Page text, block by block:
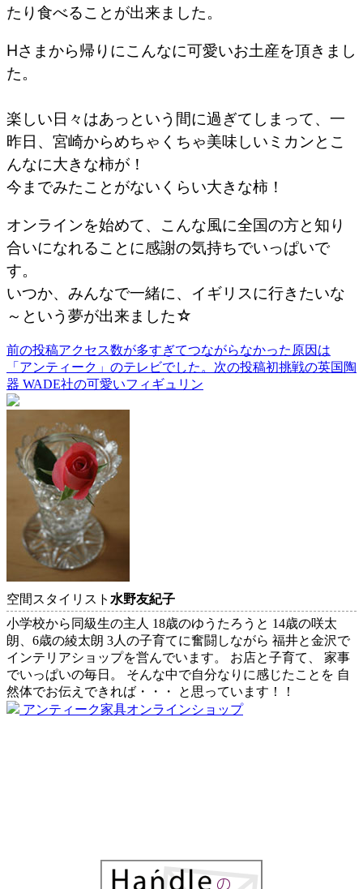
たり食べることが出来ました。
Hさまから帰りにこんなに可愛いお土産を頂きまし
た。
楽しい日々はあっという間に過ぎてしまって、一
昨日、宮崎からめちゃくちゃ美味しいミカンとこ
んなに大きな柿が！
今までみたことがないくらい大きな柿！
オンラインを始めて、こんな風に全国の方と知り
合いになれることに感謝の気持ちでいっぱいで
す。
いつか、みんなで一緒に、イギリスに行きたいな
～という夢が出来ました☆
投
稿
ナ
ビ
ゲ
ョ
前の投稿アクセス数が多すぎてつながらなかった原因は
「アンティーク」のテレビでした。 次の投稿初挑戦の英国陶
器 WADE社の可愛いフィギュリン
空間スタイリスト 水野友紀子
小学校から同級生の主人 18歳のゆうたろうと 14歳の咲太
朗、6歳の綾太朗 3人の子育てに奮闘しながら 福井と金沢で
インテリアショップを営んでいます。 お店と子育て、 家事
でいっぱいの毎日。 そんな中で自分なりに感じたことを 自
然体でお伝えできれば・・・ と思っています！！
アンティーク家具オンラインショップ